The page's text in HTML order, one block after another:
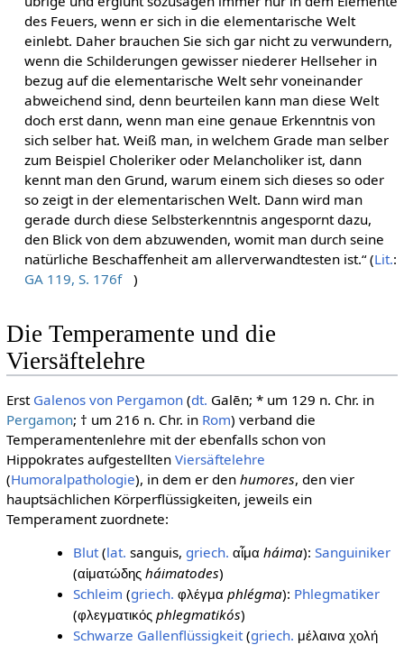
des Feuers, wenn er sich in die elementarische Welt
einlebt. Daher brauchen Sie sich gar nicht zu verwundern,
wenn die Schilderungen gewisser niederer Hellseher in
bezug auf die elementarische Welt sehr voneinander
abweichend sind, denn beurteilen kann man diese Welt
doch erst dann, wenn man eine genaue Erkenntnis von
sich selber hat. Weiß man, in welchem Grade man selber
zum Beispiel Choleriker oder Melancholiker ist, dann
kennt man den Grund, warum einem sich dieses so oder
so zeigt in der elementarischen Welt. Dann wird man
gerade durch diese Selbsterkenntnis angespornt dazu,
den Blick von dem abzuwenden, womit man durch seine
natürliche Beschaffenheit am allerverwandtesten ist.“ (Lit.:
GA 119, S. 176f
)
Die Temperamente und die
Viersäftelehre
Erst Galenos von Pergamon(dt. Galēn; * um 129 n. Chr. in
Pergamon; † um 216 n. Chr. in Rom) verband die
Temperamentenlehre mit der ebenfalls schon von
Hippokrates aufgestellten Viersäftelehre
(Humoralpathologie), in dem er den humores, den vier
hauptsächlichen Körperflüssigkeiten, jeweils ein
Temperament zuordnete:
Blut (lat. sanguis, griech. αἷμα háima):Sanguiniker
(αἱματώδης háimatodes)
Schleim (griech. φλέγμα phlégma): Phlegmatiker
(φλεγματικός phlegmatikós)
Schwarze Gallenflüssigkeit (griech. μέλαινα χολή